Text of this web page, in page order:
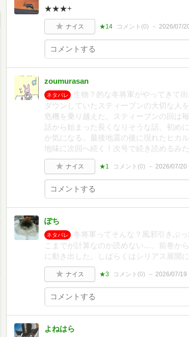
★★★+
ナイス ★14 コメント(0) 2026/07/
zoumurasan
ネタバレ
生物？的な冬将軍がやってきて
ダウンしていたスティーブンの大切な人
危機を乗り越えた。スティーブンの回は
話から始まった長くなりそうな話、初め
か気になる。最後地震の後に現れたヒカ
地味に次回へ続く！次号で続き読めるみた
ナイス ★1 コメント(0) 2026/07/20
ぽち
ネタバレ
冬将軍ってそんな？風邪引きぶ
こまでが計算なのか読めない…。前巻か
に動き出した。しばらくはシリアス展開に
ナイス ★3 コメント(0) 2026/07/19
よねはら